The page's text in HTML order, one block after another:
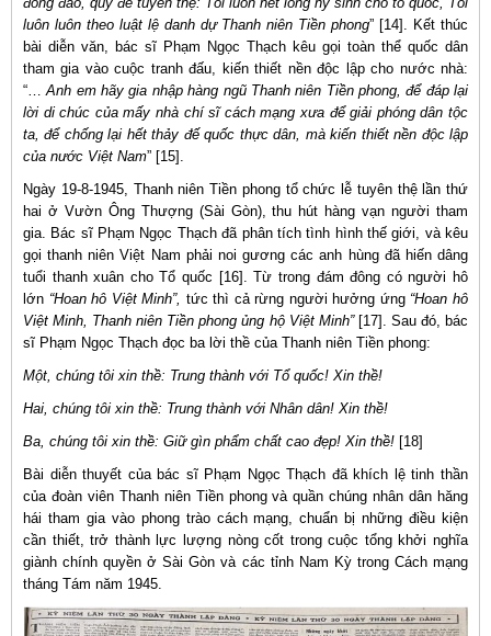
luôn luôn theo luật lệ danh dự Thanh niên Tiền phong” [14]. Kết thúc
bài diễn văn, bác sĩ Phạm Ngọc Thạch kêu gọi toàn thể quốc dân
tham gia vào cuộc tranh đấu, kiến thiết nền độc lập cho nước nhà:
“…Anh em hãy gia nhập hàng ngũ Thanh niên Tiền phong, để đáp lại
lời di chúc của mấy nhà chí sĩ cách mạng xưa để giải phóng dân tộc
ta, để chống lại hết thảy đế quốc thực dân, mà kiến thiết nền độc lập
của nước Việt Nam” [15].
Ngày 19-8-1945, Thanh niên Tiền phong tổ chức lễ tuyên thệ lần thứ
hai ở Vườn Ông Thượng (Sài Gòn), thu hút hàng vạn người tham
gia. Bác sĩ Phạm Ngọc Thạch đã phân tích tình hình thế giới, và kêu
gọi thanh niên Việt Nam phải noi gương các anh hùng đã hiến dâng
tuổi thanh xuân cho Tổ quốc [16]. Từ trong đám đông có người hô
lớn “Hoan hô Việt Minh”, tức thì cả rừng người hưởng ứng“Hoan hô
Việt Minh, Thanh niên Tiền phong ủng hộ Việt Minh” [17]. Sau đó, bác
sĩ Phạm Ngọc Thạch đọc ba lời thề của Thanh niên Tiền phong:
Một, chúng tôi xin thề: Trung thành với Tổ quốc! Xin thề!
Hai, chúng tôi xin thề: Trung thành với Nhân dân! Xin thề!
Ba, chúng tôi xin thề: Giữ gìn phẩm chất cao đẹp! Xin thề! [18]
Bài diễn thuyết của bác sĩ Phạm Ngọc Thạch đã khích lệ tinh thần
của đoàn viên Thanh niên Tiền phong và quần chúng nhân dân hăng
hái tham gia vào phong trào cách mạng, chuẩn bị những điều kiện
cần thiết, trở thành lực lượng nòng cốt trong cuộc tổng khởi nghĩa
giành chính quyền ở Sài Gòn và các tỉnh Nam Kỳ trong Cách mạng
tháng Tám năm 1945.